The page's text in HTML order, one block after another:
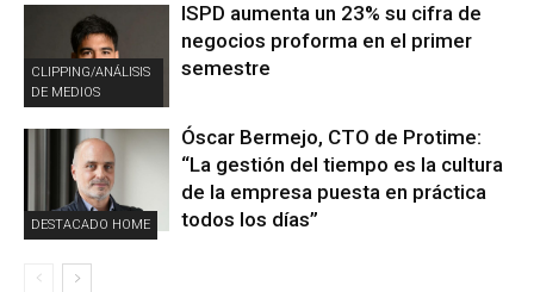
CLIPPING/ANÁLISIS
DE MEDIOS
ISPD aumenta un 23% su cifra de
negocios proforma en el primer
semestre
DESTACADO HOME
Óscar Bermejo, CTO de Protime:
“La gestión del tiempo es la cultura
de la empresa puesta en práctica
todos los días”